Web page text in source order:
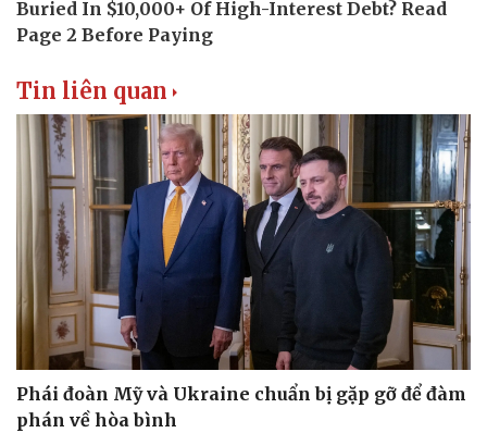
Lịch thi đấu bóng đá
Thế giới thể thao
eSports
Hậu trường
Tin liên quan
Phái đoàn Mỹ và Ukraine chuẩn bị gặp gỡ để đàm
phán về hòa bình